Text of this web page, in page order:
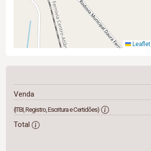
Leaflet
Venda
(ITBI, Registro, Escritura e Certidões)
Total